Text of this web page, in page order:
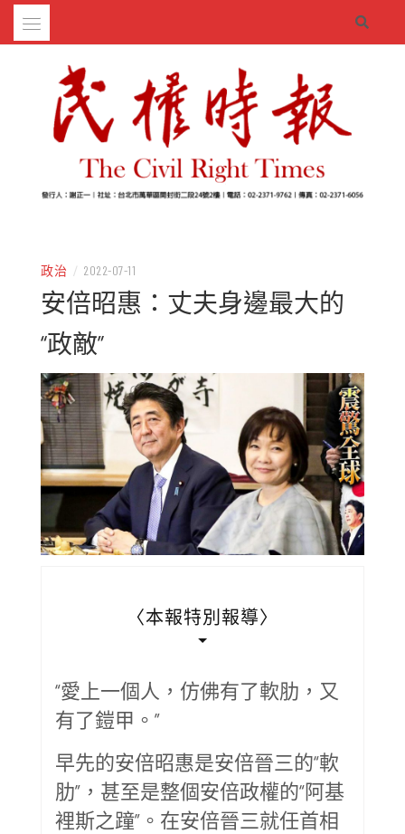
Skip
政治 / 2022-07-11
安倍昭惠：丈夫身邊最大的
“政敵”
〈本報特別報導〉
“愛上一個人，仿佛有了軟肋，又
有了鎧甲。”
早先的安倍昭惠是安倍晉三的“軟
肋”，甚至是整個安倍政權的“阿基
裡斯之蹱”。在安倍晉三就任首相